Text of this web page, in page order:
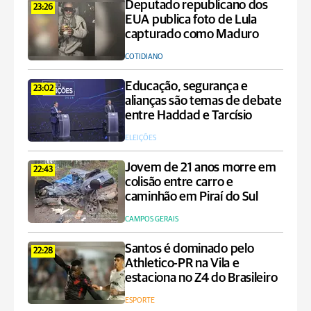
23:26
Deputado republicano dos
EUA publica foto de Lula
capturado como Maduro
COTIDIANO
23:02
Educação, segurança e
alianças são temas de debate
entre Haddad e Tarcísio
ELEIÇÕES
22:43
Jovem de 21 anos morre em
colisão entre carro e
caminhão em Piraí do Sul
CAMPOS GERAIS
22:28
Santos é dominado pelo
Athletico-PR na Vila e
estaciona no Z4 do Brasileiro
ESPORTE